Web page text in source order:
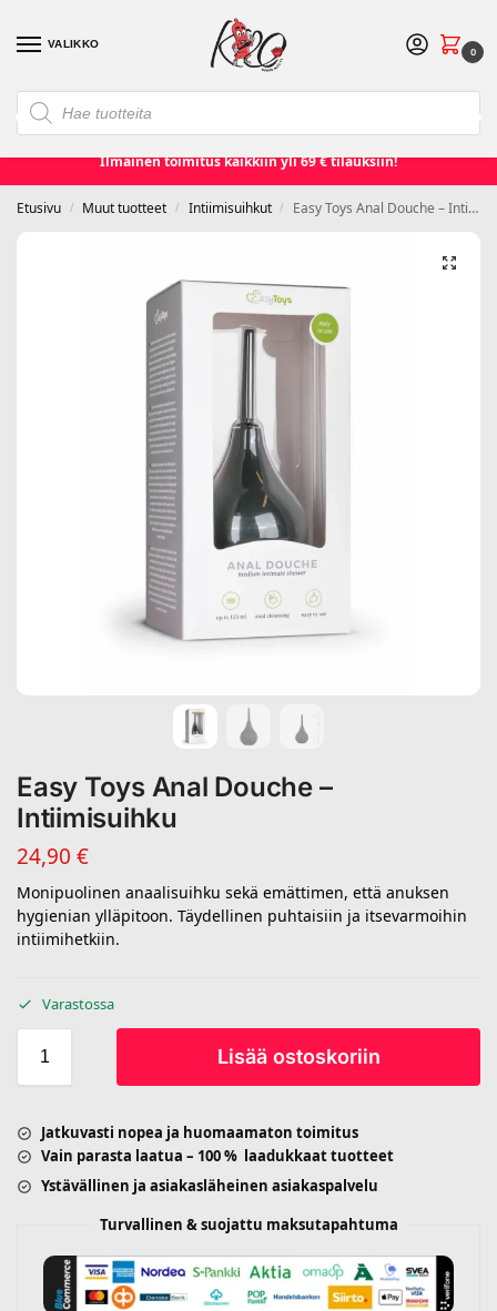
VALIKKO
0
❮ Etusivu Seksilelut ja seksivälineet Miehille❯
Ilmainen toimitus kaikkiin yli 69 € tilauksiin!
Etusivu / Muut tuotteet / Intiimisuihkut / Easy Toys Anal Douche – Intiimisuihku
Easy Toys Anal Douche –
Intiimisuihku
24,90 €
Monipuolinen anaalisuihku sekä emättimen, että anuksen
hygienian ylläpitoon. Täydellinen puhtaisiin ja itsevarmoihin
intiimihetkiin.
Varastossa
Lisää ostoskoriin
Jatkuvasti nopea ja huomaamaton toimitus
Vain parasta laatua – 100 % laadukkaat tuotteet
Ystävällinen ja asiakasläheinen asiakaspalvelu
Turvallinen & suojattu maksutapahtuma